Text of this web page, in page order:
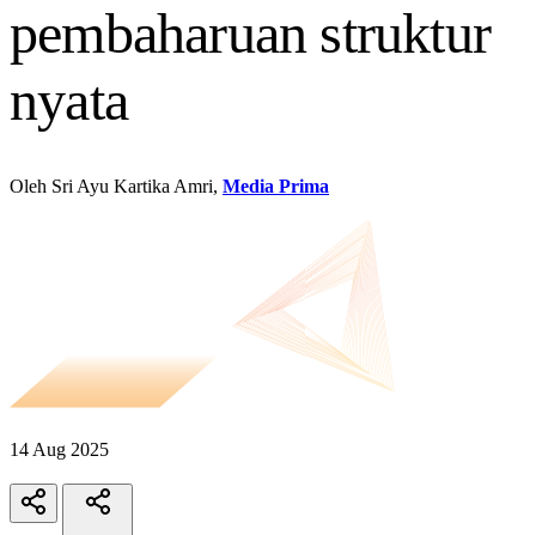
pembaharuan struktur
nyata
Oleh Sri Ayu Kartika Amri, Media Prima
14 Aug 2025